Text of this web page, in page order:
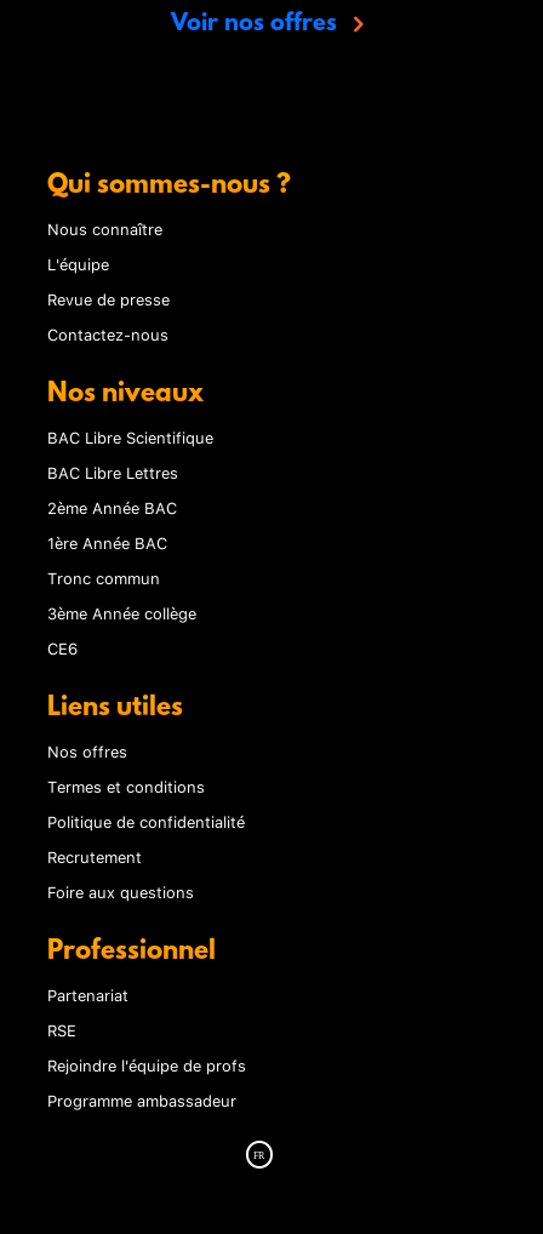
Voir nos offres
Qui sommes-nous ?
Nous connaître
L'équipe
Revue de presse
Contactez-nous
Nos niveaux
BAC Libre Scientifique
BAC Libre Lettres
2ème Année BAC
1ère Année BAC
Tronc commun
3ème Année collège
CE6
Liens utiles
Nos offres
Termes et conditions
Politique de confidentialité
Recrutement
Foire aux questions
Professionnel
Partenariat
RSE
Rejoindre l'équipe de profs
Programme ambassadeur